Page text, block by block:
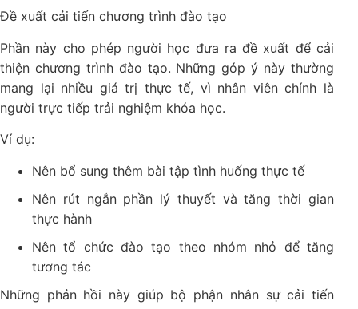
Đề xuất cải tiến chương trình đào tạo
Phần này cho phép người học đưa ra đề xuất để cải
thiện chương trình đào tạo. Những góp ý này thường
mang lại nhiều giá trị thực tế, vì nhân viên chính là
người trực tiếp trải nghiệm khóa học.
Ví dụ:
Nên bổ sung thêm bài tập tình huống thực tế
Nên rút ngắn phần lý thuyết và tăng thời gian
thực hành
Nên tổ chức đào tạo theo nhóm nhỏ để tăng
tương tác
Những phản hồi này giúp bộ phận nhân sự cải tiến